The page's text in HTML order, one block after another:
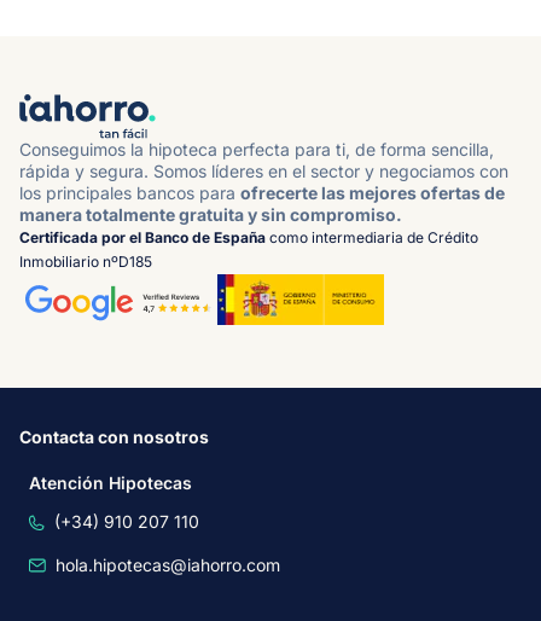
Conseguimos la hipoteca perfecta para ti, de forma sencilla,
rápida y segura. Somos líderes en el sector y negociamos con
los principales bancos para ofrecerte las mejores ofertas de
manera totalmente gratuita y sin compromiso.
Certificada por el Banco de España como intermediaria de Crédito
Inmobiliario nºD185
Contacta con nosotros
Atención Hipotecas
(+34) 910 207 110
hola.hipotecas@iahorro.com